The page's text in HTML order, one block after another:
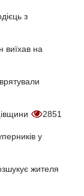
з
виїхав на
2851
у
жителя